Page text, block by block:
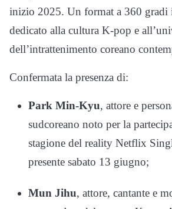
inizio 2025. Un format a 360 gradi
dedicato alla cultura K-pop e
dell’intrattenimento coreano
Confermata la presenza di:
Park Min-Kyu, attore e
sudcoreano noto per la
stagione del reality Netflix
presente sabato 13 giugno;
Mun Jihu, attore, cantante e